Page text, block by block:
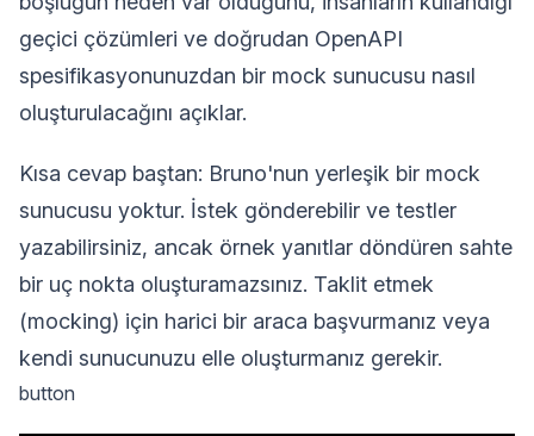
geçici çözümleri ve doğrudan OpenAPI
spesifikasyonunuzdan bir mock sunucusu nasıl
oluşturulacağını açıklar.
Kısa cevap baştan: Bruno'nun yerleşik bir mock
sunucusu yoktur. İstek gönderebilir ve testler
yazabilirsiniz, ancak örnek yanıtlar döndüren sahte
bir uç nokta oluşturamazsınız. Taklit etmek
(mocking) için harici bir araca başvurmanız veya
kendi sunucunuzu elle oluşturmanız gerekir.
button